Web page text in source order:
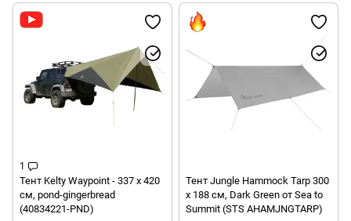
1
Тент Kelty Waypoint - 337 х 420
см, pond-gingerbread
(40834221-PND)
Тент Jungle Hammock Tarp 300
x 188 см, Dark Green от Sea to
Summit (STS AHAMJNGTARP)